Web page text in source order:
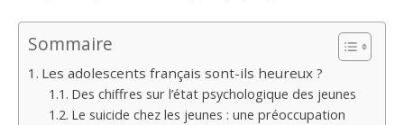
Sommaire
Les adolescents français sont-ils heureux ?
Des chiffres sur l’état psychologique des jeunes
Le suicide chez les jeunes : une préoccupation